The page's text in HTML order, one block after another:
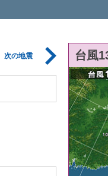
次の地震 台風